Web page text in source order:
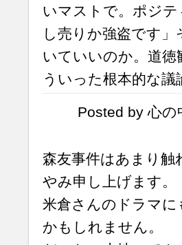
いマストで。ポジ
し売りか強盗です
いていいのか。道
ういった根本的な
Posted by 心
森友事件はあまり
やみ申し上げます。
米倉さんのドラマ
かもしれません。